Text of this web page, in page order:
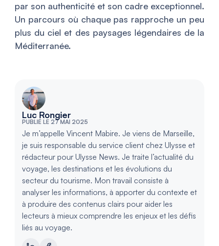
par son authenticité et son cadre exceptionnel.
Un parcours où chaque pas rapproche un peu
plus du ciel et des paysages légendaires de la
Méditerranée.
Luc Rongier
PUBLIÉ LE 27 MAI 2025
Je m’appelle Vincent Mabire. Je viens de Marseille,
je suis responsable du service client chez Ulysse et
rédacteur pour Ulysse News. Je traite l’actualité du
voyage, les destinations et les évolutions du
secteur du tourisme. Mon travail consiste à
analyser les informations, à apporter du contexte et
à produire des contenus clairs pour aider les
lecteurs à mieux comprendre les enjeux et les défis
liés au voyage.